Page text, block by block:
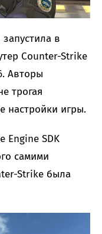
в
Counter-Strike
Авторы
трогая
настройки игры.
Engine SDK
самими
Strike была